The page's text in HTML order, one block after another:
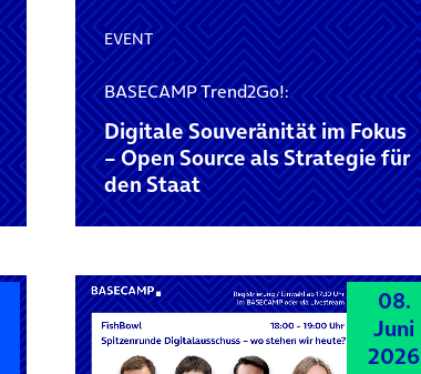
EVENT
BASECAMP Trend2Go!:
Digitale Souveränität im Fokus
– Open Source als Strategie für
den Staat
08.
Juni
2026